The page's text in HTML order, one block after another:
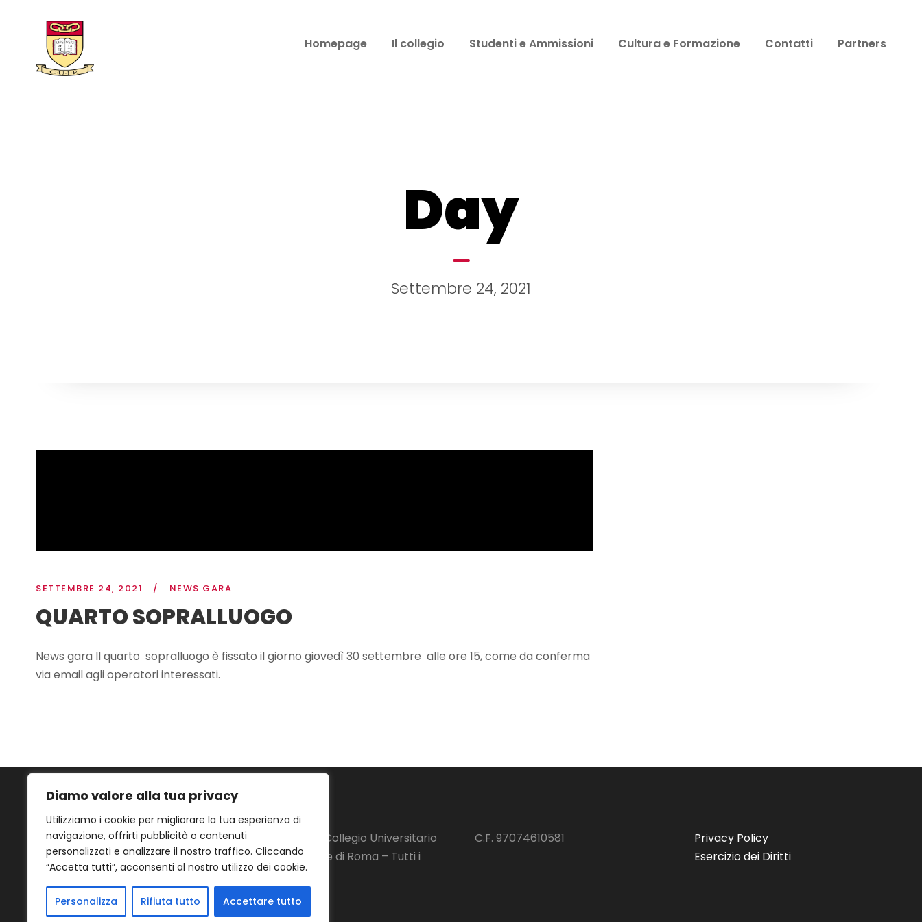
Diamo valore alla tua privacy
Utilizziamo i cookie per migliorare la tua esperienza di
navigazione, offrirti pubblicità o contenuti
personalizzati e analizzare il nostro traffico. Cliccando
“Accetta tutti”, acconsenti al nostro utilizzo dei cookie.
Personalizza Rifiuta tutto Accettare tutto
Homepage Il collegio Studenti e Ammissioni Cultura e Formazione Contatti Partners
Day
Settembre 24, 2021
SETTEMBRE 24, 2021 / NEWS GARA
QUARTO SOPRALLUOGO
News gara Il quarto sopralluogo è fissato il giorno giovedì 30 settembre alle ore 15, come da conferma
via email agli operatori interessati.
© Copyright Collegio Universitario
Internazionale di Roma – Tutti i
diritti riservati
C.F. 97074610581
Privacy Policy
Esercizio dei Diritti